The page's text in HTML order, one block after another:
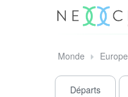
Monde Europe
Départs